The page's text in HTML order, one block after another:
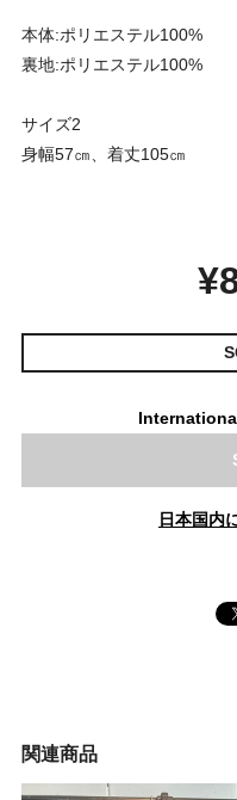
本体:ポリエステル100%
裏地:ポリエステル100%
サイズ2
身幅57㎝、着丈105㎝
日本国内
関連商品